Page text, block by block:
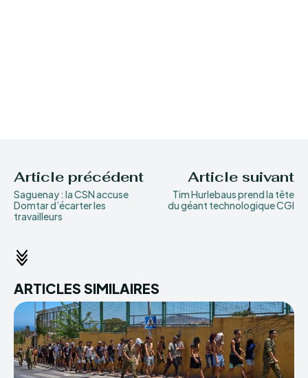
Article précédent
Saguenay : la CSN accuse
Domtar d’écarter les
travailleurs
Article suivant
Tim Hurlebaus prend la tête
du géant technologique CGI
ARTICLES SIMILAIRES